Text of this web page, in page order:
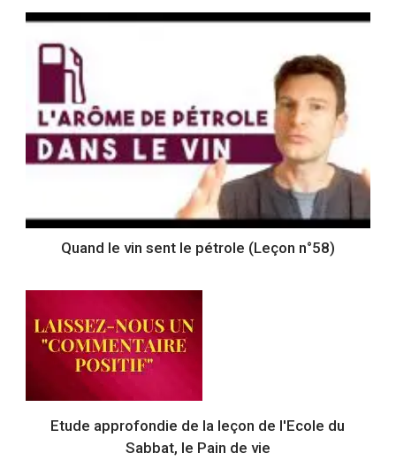
Quand le vin sent le pétrole (Leçon n°58)
Etude approfondie de la leçon de l'Ecole du
Sabbat, le Pain de vie